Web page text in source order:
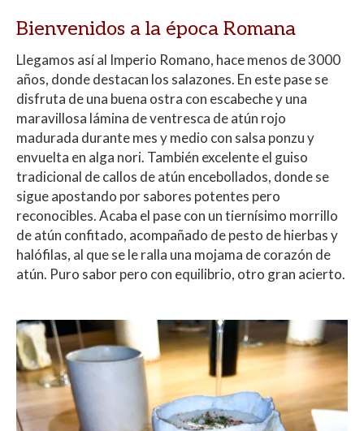
Bienvenidos a la época Romana
Llegamos así al Imperio Romano, hace menos de 3000
años, donde destacan los salazones. En este pase se
disfruta de una buena ostra con escabeche y una
maravillosa lámina de ventresca de atún rojo
madurada durante mes y medio con salsa ponzu y
envuelta en alga nori. También excelente el guiso
tradicional de callos de atún encebollados, donde se
sigue apostando por sabores potentes pero
reconocibles. Acaba el pase con un tiernísimo morrillo
de atún confitado, acompañado de pesto de hierbas y
halófilas, al que se le ralla una mojama de corazón de
atún. Puro sabor pero con equilibrio, otro gran acierto.